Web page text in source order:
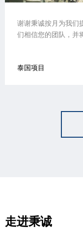
的付款条件。 我
下订单。
走进秉诚